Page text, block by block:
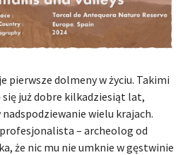
pierwsze dolmeny w życiu. Takimi
już dobre kilkadziesiąt lat,
wielu krajach.
– archeolog od
że nic mu nie umknie w gęstwinie